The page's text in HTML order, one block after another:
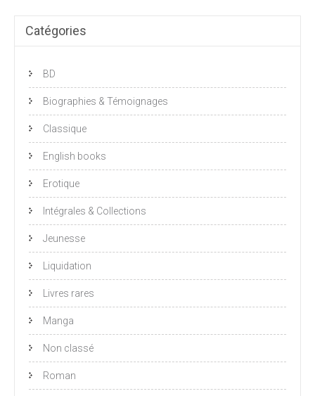
Catégories
BD
Biographies & Témoignages
Classique
English books
Erotique
Intégrales & Collections
Jeunesse
Liquidation
Livres rares
Manga
Non classé
Roman